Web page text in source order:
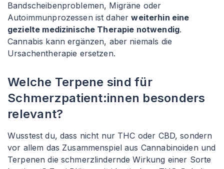
Bandscheibenproblemen, Migräne oder
Autoimmunprozessen ist daherweiterhin eine
gezielte medizinische Therapie notwendig.
Cannabis kann ergänzen, aber niemals die
Ursachentherapie ersetzen.
Welche Terpene sind für
Schmerzpatient:innen besonders
relevant?
Wusstest du, dass nicht nur THC oder CBD, sondern
vor allem das Zusammenspiel aus Cannabinoiden und
Terpenen die schmerzlindernde Wirkung einer Sorte